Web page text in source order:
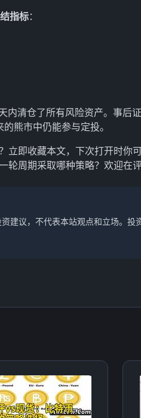
指标：
内清仓了所有风险资产。事
熊市中仍能参与定投。
立即收藏本文，下次打开时你
周期采取哪种策略？欢迎在
建议，不代表本站观点和立场。投